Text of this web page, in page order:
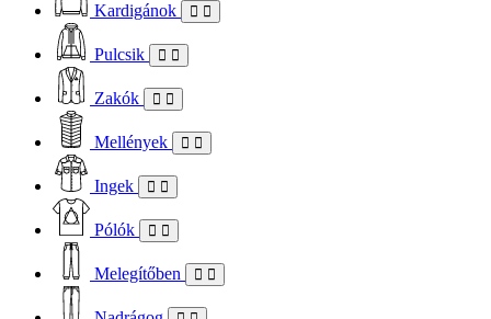
Kardigánok
Pulcsik
Zakók
Mellények
Ingek
Pólók
Melegítőben